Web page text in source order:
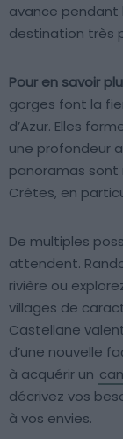
avance pendant
destination très
Pour en savoir
gorges font la
d’Azur. Elles
une profondeur
panoramas sont
Crêtes, en
De multiples
attendent.
rivière ou
villages de
Castellane
d’une nouvelle
à acquérir un
décrivez vos
à vos envies.